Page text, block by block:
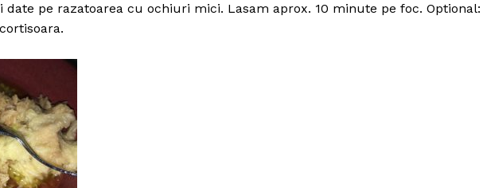
date pe razatoarea cu ochiuri mici. Lasam aprox. 10 minute pe foc. Optional: